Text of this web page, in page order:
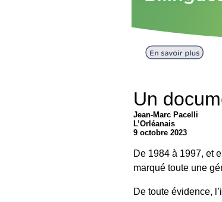
Un
Jean-Marc Pacelli
L’Orléanais
9 octobre 2023
De 1984 à 1997, et
marqué toute une
De toute évidence,